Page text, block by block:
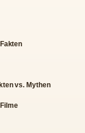
vs. Mythen